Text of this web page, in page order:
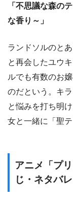
「不思議な森の
な香り～」
ランドソルのと
と再会したユウ
ルでも有数のお
のだという。キ
と悩みを打ち明
女と一緒に「聖
アニメ「プ
じ・ネタバレ